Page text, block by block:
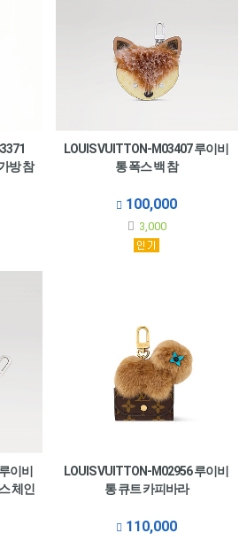
방 참
LOUIS VUITTON-M03407 루이비
통 폭스 백 참
100,000
3,000
이비
체인
LOUIS VUITTON-M02956 루이비
통 큐트 카피바라
110,000